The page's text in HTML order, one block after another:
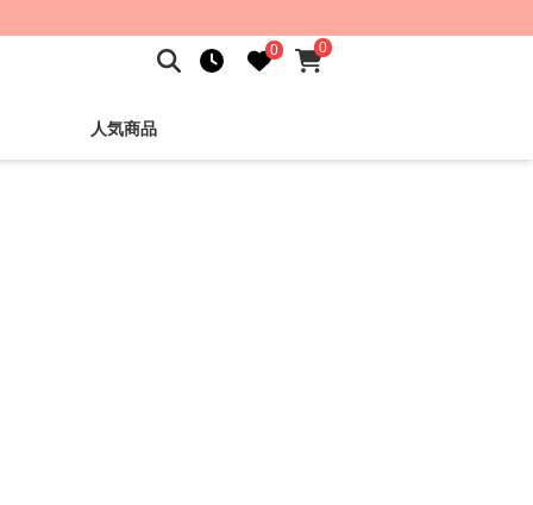
0 0
人気商品